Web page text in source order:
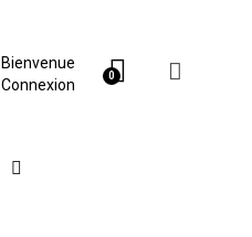
Bienvenue
Connexion